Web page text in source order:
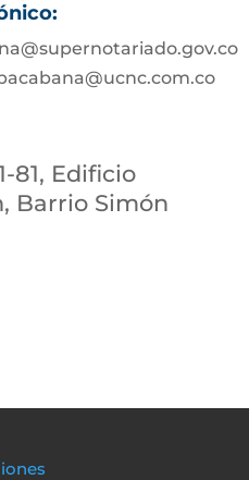
81, Edificio
Barrio Simón